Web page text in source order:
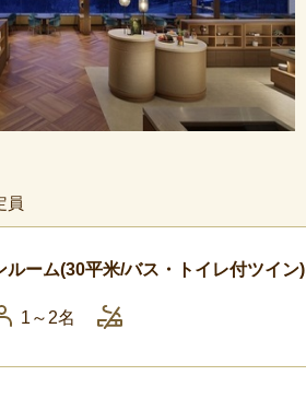
員
ルーム(30平米/バス・トイレ付ツイン)
1～2名